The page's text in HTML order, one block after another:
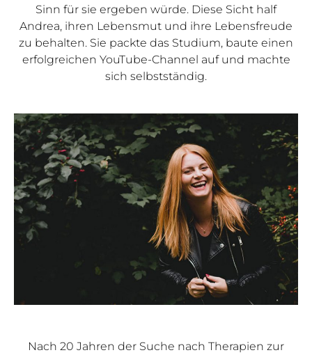
Sinn für sie ergeben würde. Diese Sicht half
Andrea, ihren Lebensmut und ihre Lebensfreude
zu behalten. Sie packte das Studium, baute einen
erfolgreichen YouTube-Channel auf und machte
sich selbstständig.
Nach 20 Jahren der Suche nach Therapien zur